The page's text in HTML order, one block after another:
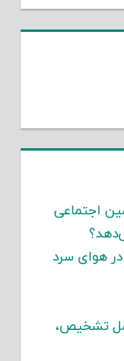
اجتماعی
هوای سرد
تشخیص،